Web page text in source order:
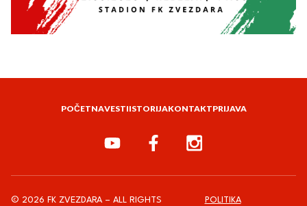
POČETNAVESTIISTORIJAKONTAKTPRIJAVA
© 2026 FK ZVEZDARA – ALL RIGHTS POLITIKA